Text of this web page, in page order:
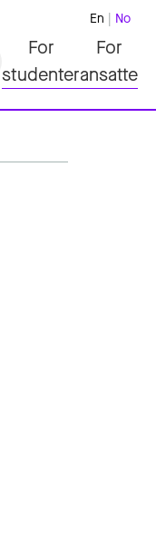
En No
For
studenter
For
ansatte